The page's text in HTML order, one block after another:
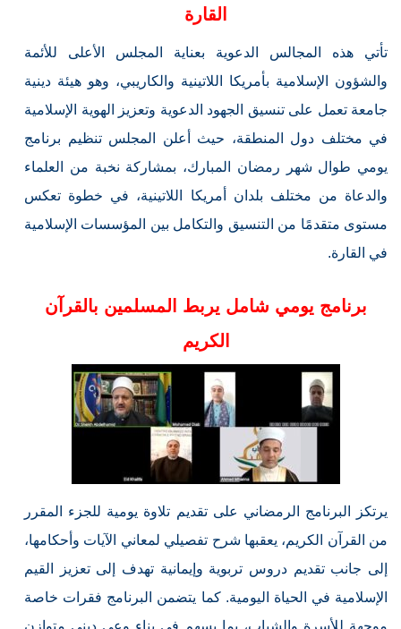
القارة
تأتي هذه المجالس الدعوية بعناية المجلس الأعلى للأئمة
والشؤون الإسلامية بأمريكا اللاتينية والكاريبي، وهو هيئة دينية
جامعة تعمل على تنسيق الجهود الدعوية وتعزيز الهوية الإسلامية
في مختلف دول المنطقة، حيث أعلن المجلس تنظيم برنامج
يومي طوال شهر رمضان المبارك، بمشاركة نخبة من العلماء
والدعاة من مختلف بلدان أمريكا اللاتينية، في خطوة تعكس
مستوى متقدمًا من التنسيق والتكامل بين المؤسسات الإسلامية
في القارة.
برنامج يومي شامل يربط المسلمين بالقرآن
الكريم
يرتكز البرنامج الرمضاني على تقديم تلاوة يومية للجزء المقرر
من القرآن الكريم، يعقبها شرح تفصيلي لمعاني الآيات وأحكامها،
إلى جانب تقديم دروس تربوية وإيمانية تهدف إلى تعزيز القيم
الإسلامية في الحياة اليومية. كما يتضمن البرنامج فقرات خاصة
موجهة للأسرة والشباب، بما يسهم في بناء وعي ديني متوازن